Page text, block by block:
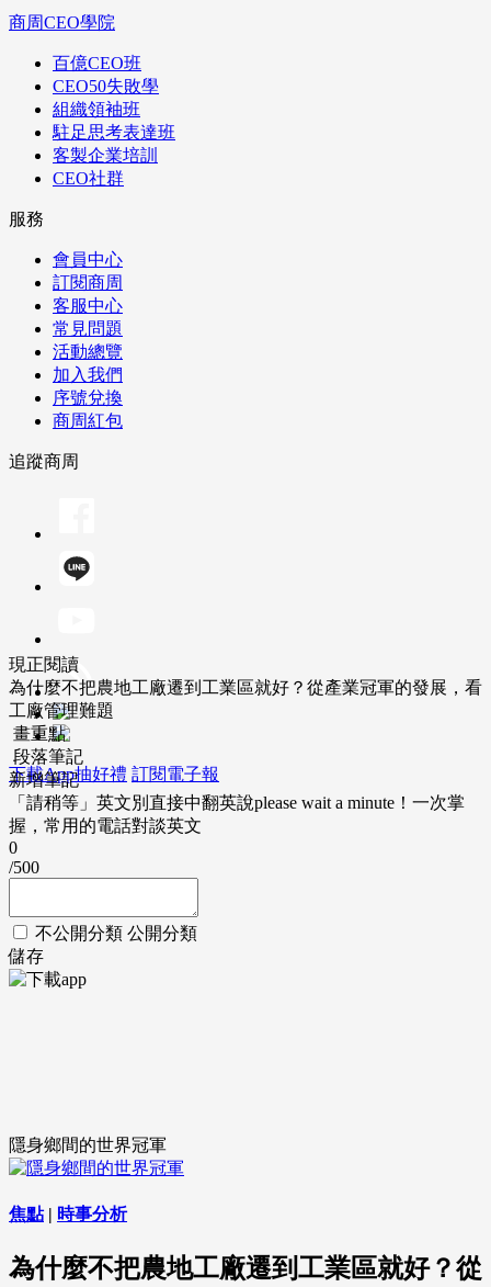
商周CEO學院
百億CEO班
CEO50失敗學
組織領袖班
駐足思考表達班
客製企業培訓
CEO社群
服務
會員中心
訂閱商周
客服中心
常見問題
活動總覽
加入我們
序號兌換
商周紅包
追蹤商周
下載App抽好禮 訂閱電子報
現正閱讀
為什麼不把農地工廠遷到工業區就好？從產業冠軍的發展，看
工廠管理難題
畫重點
段落筆記
新增筆記
「請稍等」英文別直接中翻英說please wait a minute！一次掌
握，常用的電話對談英文
0
/500
不公開分類 公開分類
儲存
隱身鄉間的世界冠軍
焦點| 時事分析
為什麼不把農地工廠遷到工業區就好？從